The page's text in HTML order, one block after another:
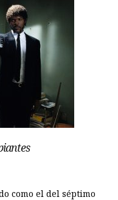
como el del séptimo